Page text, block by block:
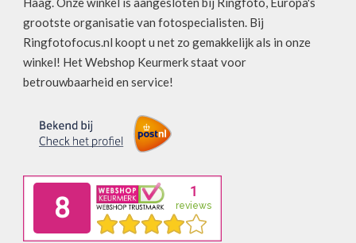
grootste organisatie van fotospecialisten. Bij
Ringfotofocus.nl koopt u net zo gemakkelijk als in onze
winkel! Het Webshop Keurmerk staat voor
betrouwbaarheid en service!